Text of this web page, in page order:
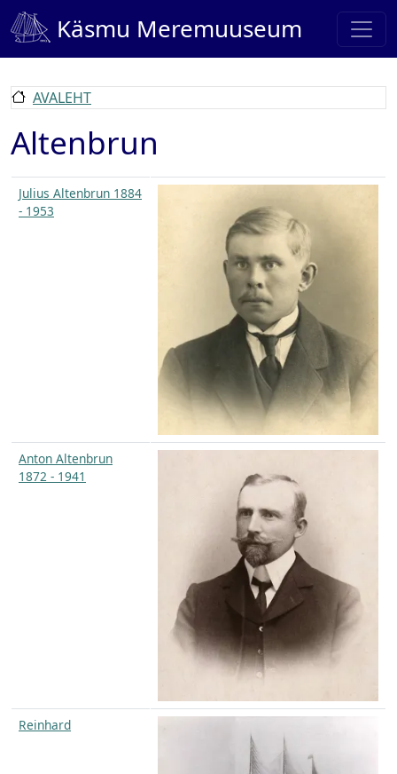
Liigu edasi põhisisu juurde
Käsmu Meremuuseum
AVALEHT
Altenbrun
Julius Altenbrun 1884
- 1953
Anton Altenbrun
1872 - 1941
Reinhard